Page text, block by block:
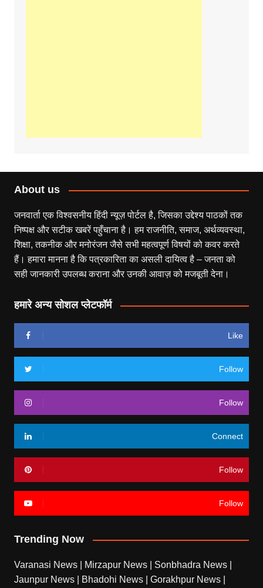
About us
जनवार्ता एक विश्वसनीय हिंदी न्यूज़ पोर्टल है, जिसका उद्देश्य पाठकों तक
निष्पक्ष और सटीक खबरें पहुँचाना है। हम राजनीति, समाज, अर्थव्यवस्था,
शिक्षा, तकनीक और मनोरंजन जैसे सभी महत्वपूर्ण विषयों को कवर करते
हैं। हमारा मानना है कि पत्रकारिता का असली दायित्व है – जनता को
सही जानकारी उपलब्ध कराना और उनकी आवाज़ को मजबूती देना।
हमारे अन्य सोशल प्लेटफॉर्म
Like
Follow
Follow
Connect
Follow
Follow
Trending Now
Varanasi News Mirzapur News Sonbhadra News
Jaunpur News
Bhadohi News Gorakhpur News